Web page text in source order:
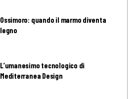
Ossimoro: quando il marmo diventa
legno
L’umanesimo tecnologico di
Mediterranea Design